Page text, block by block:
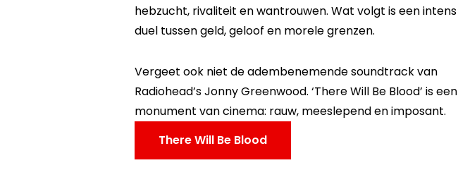
hebzucht, rivaliteit en wantrouwen. Wat volgt is een intens
duel tussen geld, geloof en morele grenzen.
Vergeet ook niet de adembenemende soundtrack van
Radiohead’s Jonny Greenwood. ‘There Will Be Blood’ is een
monument van cinema: rauw, meeslepend en imposant.
There Will Be Blood